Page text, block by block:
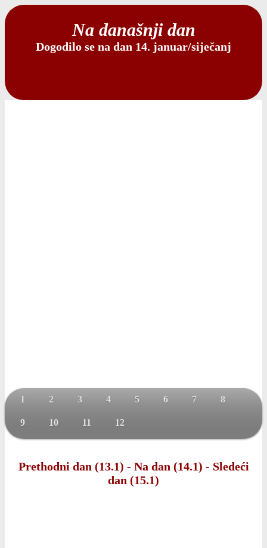
Na današnji dan
Dogodilo se na dan 14. januar/siječanj
1 2 3 4 5 6 7 8
9 10 11 12
Prethodni dan (13.1) - Na dan (14.1) - Sledeći
dan (15.1)